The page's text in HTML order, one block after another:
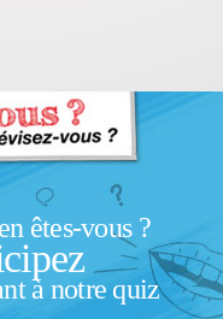
êtes-vous ?
à notre quiz